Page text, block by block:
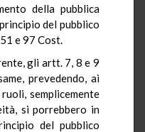
della pubblica
del pubblico
e 97 Cost.
gli artt. 7, 8 e 9
prevedendo, ai
semplicemente
si porrebbero in
del pubblico